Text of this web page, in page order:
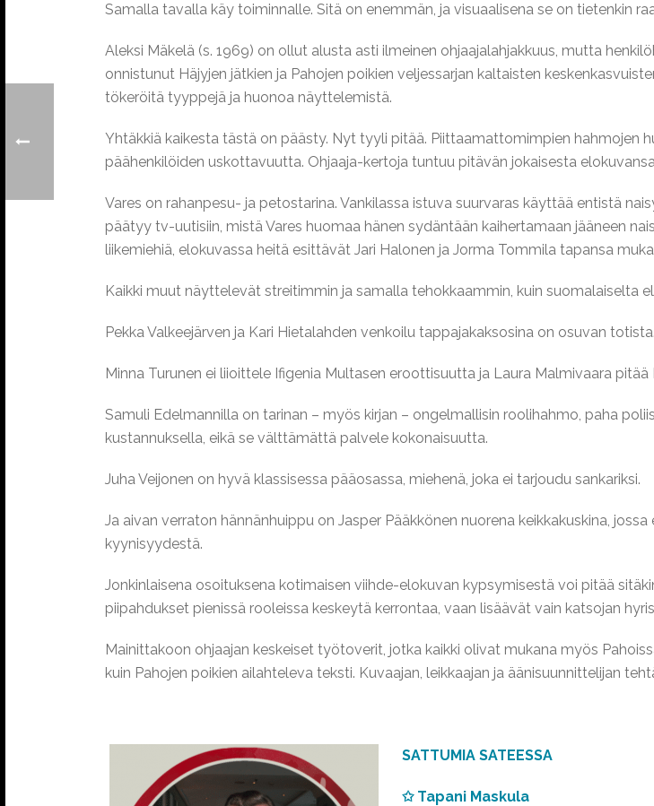
Samalla tavalla käy toiminnalle. Sitä on enemmän, ja visuaalisena se on tietenkin
Aleksi Mäkelä (s. 1969) on ollut alusta asti ilmeinen ohjaajalahjakkuus, mutta
onnistunut Häjyjen jätkien ja Pahojen poikien veljessarjan kaltaisten
tökeröitä tyyppejä ja huonoa näyttelemistä.
Yhtäkkiä kaikesta tästä on päästy. Nyt tyyli pitää. Piittaamattomimpien hahmojen
päähenkilöiden uskottavuutta. Ohjaaja-kertoja tuntuu pitävän jokaisesta
Vares on rahanpesu- ja petostarina. Vankilassa istuva suurvaras käyttää entistä
päätyy tv-uutisiin, mistä Vares huomaa hänen sydäntään kaihertamaan jääneen
liikemiehiä, elokuvassa heitä esittävät Jari Halonen ja Jorma Tommila tapansa
Kaikki muut näyttelevät streitimmin ja samalla tehokkaammin, kuin suomalaiselta
Pekka Valkeejärven ja Kari Hietalahden venkoilu tappajakaksosina on osuvan totista.
Minna Turunen ei liioittele Ifigenia Multasen eroottisuutta ja Laura Malmivaara
Samuli Edelmannilla on tarinan – myös kirjan – ongelmallisin roolihahmo, paha
kustannuksella, eikä se välttämättä palvele kokonaisuutta.
Juha Veijonen on hyvä klassisessa pääosassa, miehenä, joka ei tarjoudu sankariksi.
Ja aivan verraton hännänhuippu on Jasper Pääkkönen nuorena keikkakuskina,
kyynisyydestä.
Jonkinlaisena osoituksena kotimaisen viihde-elokuvan kypsymisestä voi pitää
piipahdukset pienissä rooleissa keskeytä kerrontaa, vaan lisäävät vain katsojan
Mainittakoon ohjaajan keskeiset työtoverit, jotka kaikki olivat mukana myös
kuin Pahojen poikien ailahteleva teksti. Kuvaajan, leikkaajan ja äänisuunnittelijan
SATTUMIA SATEESSA
✩ Tapani Maskula